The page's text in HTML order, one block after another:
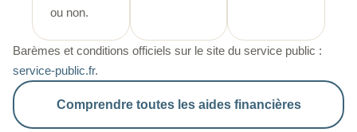
ou non.
Barèmes et conditions officiels sur le site du service public :
service-public.fr.
Comprendre toutes les aides financières